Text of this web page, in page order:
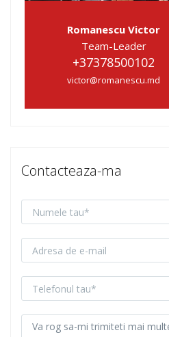
Romanescu Victor
Team-Leader
+37378500102
victor@romanescu.md
Contacteaza-ma